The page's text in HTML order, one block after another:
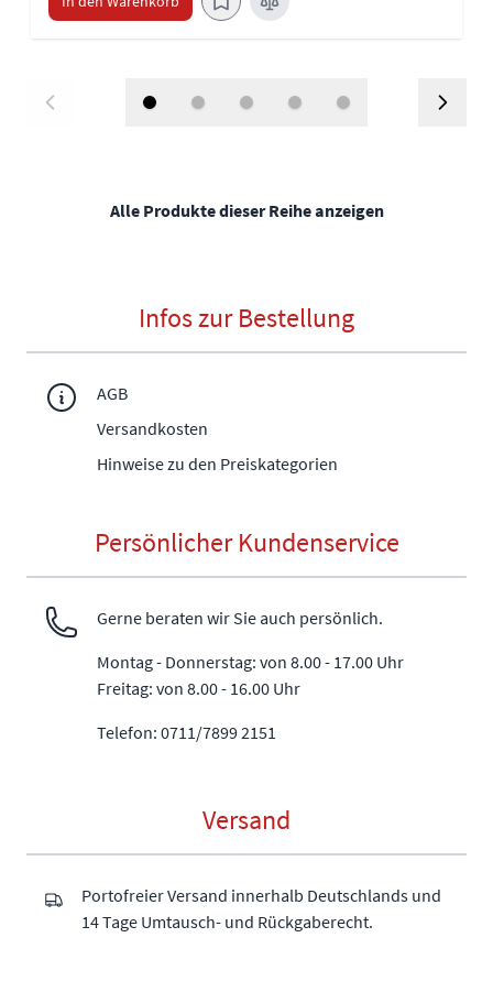
Alle Produkte dieser Reihe anzeigen
Infos zur Bestellung
AGB
Versandkosten
Hinweise zu den Preiskategorien
Persönlicher Kundenservice
Gerne beraten wir Sie auch persönlich.
Montag - Donnerstag: von 8.00 - 17.00 Uhr
Freitag: von 8.00 - 16.00 Uhr
Telefon: 0711/7899 2151
Versand
Portofreier Versand innerhalb Deutschlands und
14 Tage Umtausch- und Rückgaberecht.